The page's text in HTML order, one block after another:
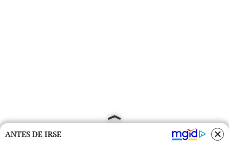
ANTES DE IRSE